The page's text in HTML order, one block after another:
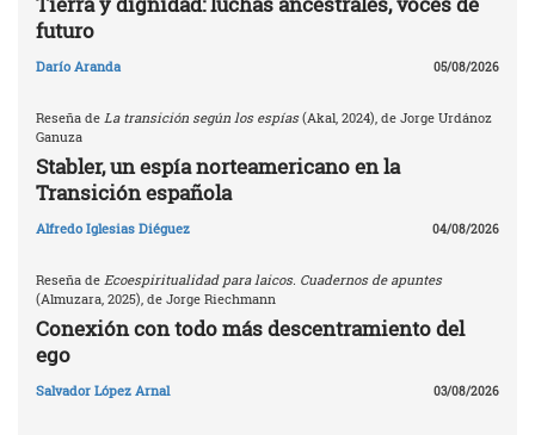
futuro
Darío Aranda 05/08/2026
Reseña de La transición según los espías (Akal, 2024), de Jorge Urdánoz
Ganuza
Stabler, un espía norteamericano en la
Transición española
Alfredo Iglesias Diéguez 04/08/2026
Reseña de Ecoespiritualidad para laicos. Cuadernos de apuntes
(Almuzara, 2025), de Jorge Riechmann
Conexión con todo más descentramiento del
ego
Salvador López Arnal 03/08/2026